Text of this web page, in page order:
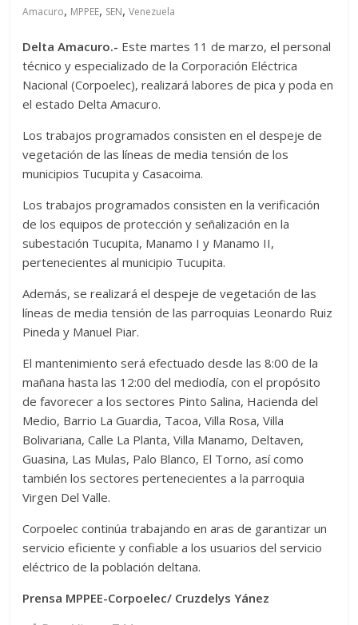
Amacuro, MPPEE, SEN,Venezuela
Delta Amacuro.- Este martes 11 de marzo, el personal
técnico y especializado de la Corporación Eléctrica
Nacional (Corpoelec), realizará labores de pica y poda en
el estado Delta Amacuro.
Los trabajos programados consisten en el despeje de
vegetación de las líneas de media tensión de los
municipios Tucupita y Casacoima.
Los trabajos programados consisten en la verificación
de los equipos de protección y señalización en la
subestación Tucupita, Manamo I y Manamo II,
pertenecientes al municipio Tucupita.
Además, se realizará el despeje de vegetación de las
líneas de media tensión de las parroquias Leonardo Ruiz
Pineda y Manuel Piar.
El mantenimiento será efectuado desde las 8:00 de la
mañana hasta las 12:00 del mediodía, con el propósito
de favorecer a los sectores Pinto Salina, Hacienda del
Medio, Barrio La Guardia, Tacoa, Villa Rosa, Villa
Bolivariana, Calle La Planta, Villa Manamo, Deltaven,
Guasina, Las Mulas, Palo Blanco, El Torno, así como
también los sectores pertenecientes a la parroquia
Virgen Del Valle.
Corpoelec continúa trabajando en aras de garantizar un
servicio eficiente y confiable a los usuarios del servicio
eléctrico de la población deltana.
Prensa MPPEE-Corpoelec/ Cruzdelys Yánez